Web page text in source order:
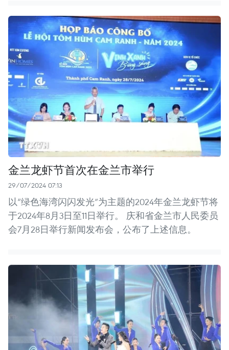
金兰龙虾节首次在金兰市举行
29/07/2024 07:13
以“绿色海湾闪闪发光”为主题的2024年金兰龙虾节将
于2024年8月3日至11日举行。 庆和省金兰市人民委员
会7月28日举行新闻发布会，公布了上述信息。